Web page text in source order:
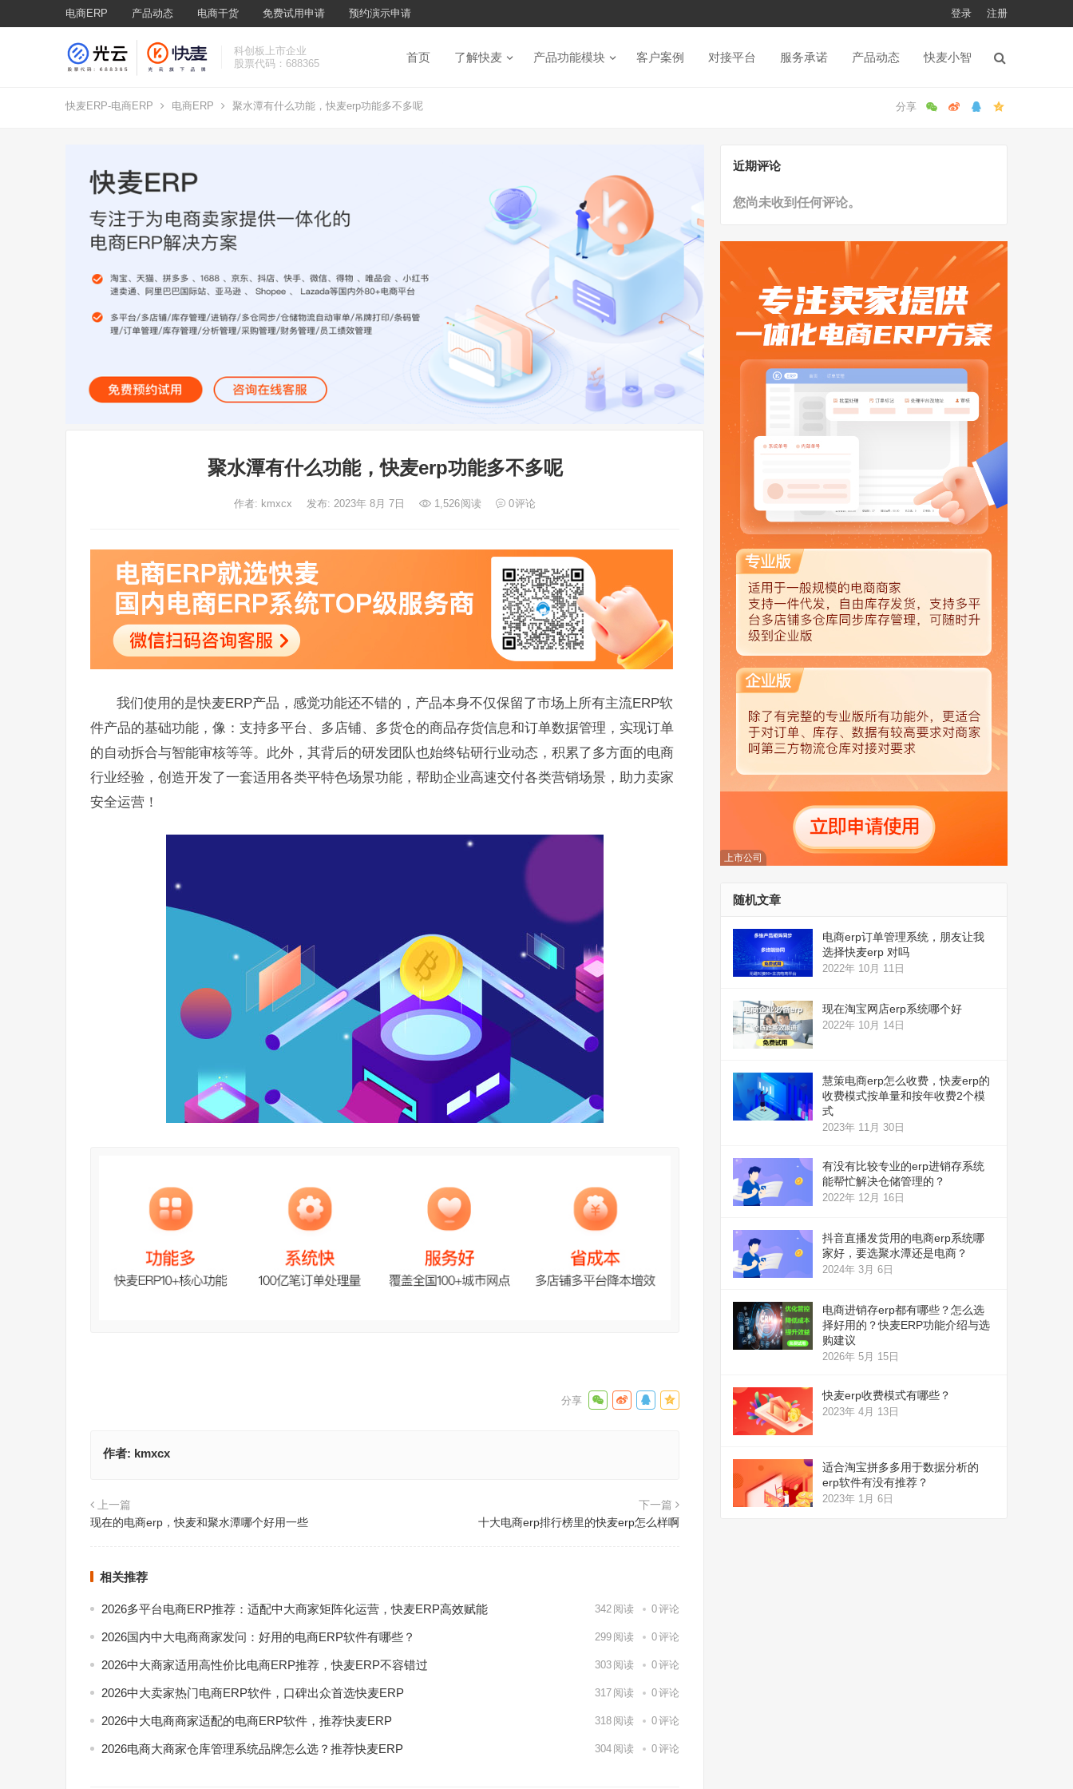
电商ERP 产品动态 电商干货 免费试用申请 预约演示申请 登录 注册
科创板上市企业
股票代码：688365
首页 了解快麦 产品功能模块 客户案例 对接平台 服务承诺 产品动态 快麦小智
快麦ERP-电商ERP 电商ERP 聚水潭有什么功能，快麦erp功能多不多呢
聚水潭有什么功能，快麦erp功能多不多呢
作者: kmxcx 发布: 2023年 8月 7日 1,526阅读 0评论
我们使用的是快麦ERP产品，感觉功能还不错的，产品本身不仅保留了市场上所有主流ERP软
件产品的基础功能，像：支持多平台、多店铺、多货仓的商品存货信息和订单数据管理，实现订单
的自动拆合与智能审核等等。此外，其背后的研发团队也始终钻研行业动态，积累了多方面的电商
行业经验，创造开发了一套适用各类平特色场景功能，帮助企业高速交付各类营销场景，助力卖家
安全运营！
作者: kmxcx
上一篇
现在的电商erp，快麦和聚水潭哪个好用一些
下一篇
十大电商erp排行榜里的快麦erp怎么样啊
相关推荐
2026多平台电商ERP推荐：适配中大商家矩阵化运营，快麦ERP高效赋能 342 阅读 0评论
2026国内中大电商商家发问：好用的电商ERP软件有哪些？ 299 阅读 0评论
2026中大商家适用高性价比电商ERP推荐，快麦ERP不容错过 303 阅读 0评论
2026中大卖家热门电商ERP软件，口碑出众首选快麦ERP 317 阅读 0评论
2026中大电商商家适配的电商ERP软件，推荐快麦ERP 318 阅读 0评论
2026电商大商家仓库管理系统品牌怎么选？推荐快麦ERP 304 阅读 0评论
近期评论
您尚未收到任何评论。
上市公司
随机文章
电商erp订单管理系统，朋友让我
选择快麦erp 对吗
2022年 10月 11日
现在淘宝网店erp系统哪个好
2022年 10月 14日
慧策电商erp怎么收费，快麦erp的
收费模式按单量和按年收费2个模
式
2023年 11月 30日
有没有比较专业的erp进销存系统
能帮忙解决仓储管理的？
2022年 12月 16日
抖音直播发货用的电商erp系统哪
家好，要选聚水潭还是电商？
2024年 3月 6日
电商进销存erp都有哪些？怎么选
择好用的？快麦ERP功能介绍与选
购建议
2026年 5月 15日
快麦erp收费模式有哪些？
2023年 4月 13日
适合淘宝拼多多用于数据分析的
erp软件有没有推荐？
2023年 1月 6日